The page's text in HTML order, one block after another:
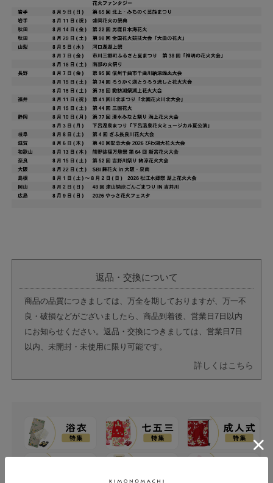
返品・交換について
商品の品質につきましては、万全を期しておりますが、万一不
良・破損などがございましたら、商品到着後、営業日7日以内
にお知らせください。返品・交換につきましては、営業日7日
以内、未開封・未使用に限り可能です。
詳しくはこちら